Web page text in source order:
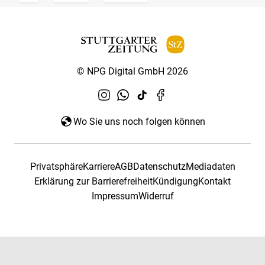
© NPG Digital GmbH 2026
Wo Sie uns noch folgen können
PrivatsphäreKarriereAGBDatenschutzMediadaten
Erklärung zur BarrierefreiheitKündigungKontakt
ImpressumWiderruf